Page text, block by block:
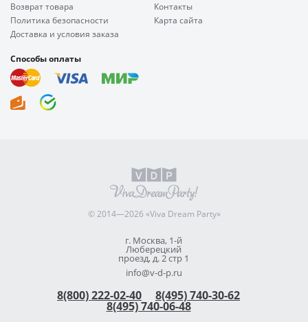
Возврат товара
Политика безопасности
Доставка и условия заказа
Контакты
Карта сайта
Способы оплаты
© 2014—2026 «Viva Dream Party»
г. Москва, 1-й
Люберецкий
проезд, д. 2 стр 1
info@v-d-p.ru
8(800) 222-02-40 8(495) 740-30-62
8(495) 740-06-48